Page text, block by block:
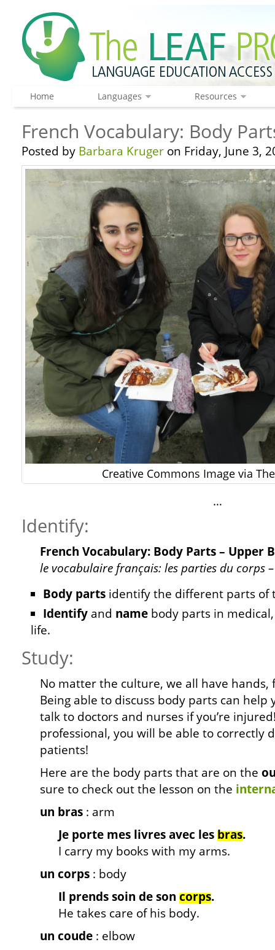
Home Languages Resources
French Vocabulary: Body
Posted by Barbara Kruger on Friday, June 3,
Creative Commons Image via
…
Identify:
French Vocabulary: Body Parts – Upper
le vocabulaire français: les parties du corps
Body parts identify the different parts
Identify and name body parts in
life.
Study:
No matter the culture, we all have hands,
Being able to discuss body parts can help
talk to doctors and nurses if you’re
professional, you will be able to correctly
patients!
Here are the body parts that are on the
sure to check out the lesson on the
un bras : arm
Je porte mes livres avec lesbras.
I carry my books with my arms.
un corps : body
Il prends soin de son corps.
He takes care of his body.
un coude : elbow